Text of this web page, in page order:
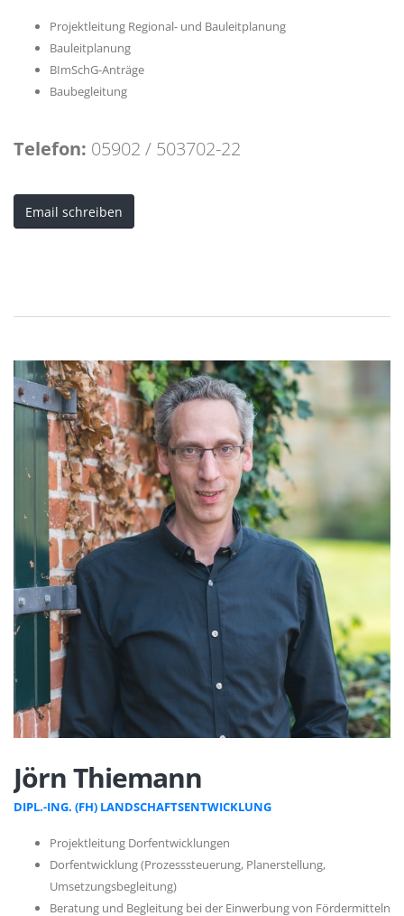
Projektleitung Regional- und Bauleitplanung
Bauleitplanung
BImSchG-Anträge
Baubegleitung
Telefon: 05902 / 503702-22
Email schreiben
Jörn Thiemann
DIPL.-ING. (FH) LANDSCHAFTSENTWICKLUNG
Projektleitung Dorfentwicklungen
Dorfentwicklung (Prozesssteuerung, Planerstellung,
Umsetzungsbegleitung)
Beratung und Begleitung bei der Einwerbung von Fördermitteln